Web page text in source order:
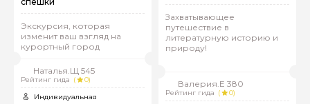
Экскурсия, которая
изменит ваш взгляд на
курортный город
Наталья.Щ 545
Рейтинг гида (
0)
Индивидуальная
Захватывающее
путешествие в
литературную историю и
природу!
Валерия.Е 380
Рейтинг гида (
0)